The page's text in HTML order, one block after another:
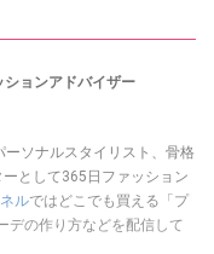
ョンアドバイザー
ーソナルスタイリスト、骨格
として365日ファッション
ルではどこでも買える「プ
デの作り方などを配信して